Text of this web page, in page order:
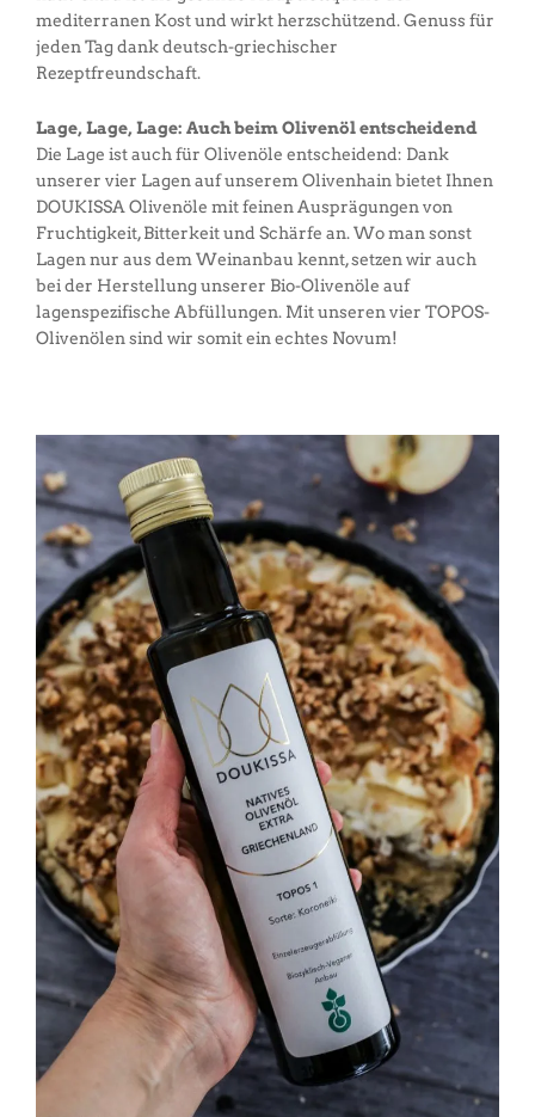
mediterranen Kost und wirkt herzschützend. Genuss für
jeden Tag dank deutsch-griechischer
Rezeptfreundschaft.
Lage, Lage, Lage: Auch beim Olivenöl entscheidend
Die Lage ist auch für Olivenöle entscheidend: Dank
unserer vier Lagen auf unserem Olivenhain bietet Ihnen
DOUKISSA Olivenöle mit feinen Ausprägungen von
Fruchtigkeit, Bitterkeit und Schärfe an. Wo man sonst
Lagen nur aus dem Weinanbau kennt, setzen wir auch
bei der Herstellung unserer Bio-Olivenöle auf
lagenspezifische Abfüllungen. Mit unseren vier TOPOS-
Olivenölen sind wir somit ein echtes Novum!